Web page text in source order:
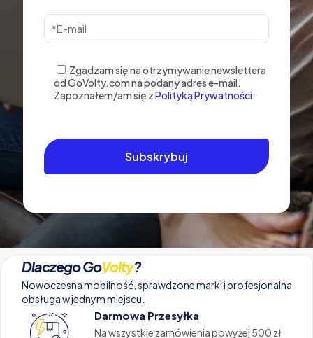
Zgadzam się na otrzymywanie newslettera
od GoVolty.com na podany adres e-mail.
Zapoznałem/am się zPolityką Prywatności.
Dlaczego GoVolty?
Nowoczesna mobilność, sprawdzone marki i profesjonalna
obsługa w jednym miejscu.
Darmowa Przesyłka
Na wszystkie zamówienia powyżej 500 zł